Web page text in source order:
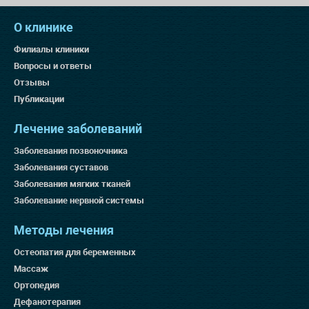
О клинике
Филиалы клиники
Вопросы и ответы
Отзывы
Публикации
Лечение заболеваний
Заболевания позвоночника
Заболевания суставов
Заболевания мягких тканей
Заболевание нервной системы
Методы лечения
Остеопатия для беременных
Массаж
Ортопедия
Дефанотерапия